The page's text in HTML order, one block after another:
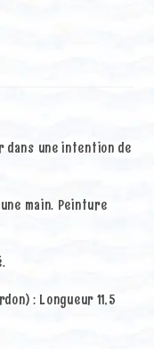
dans une intention de
main. Peinture
: Longueur 11,5